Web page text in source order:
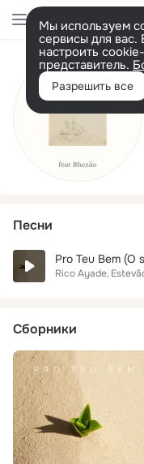
Мы используем
сервисы для вас.
настроить
представитель.
Разрешить все
Песни
Pro Teu Bem (O
Rico Ayade
Сборники